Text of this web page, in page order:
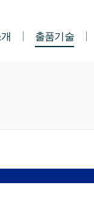
출품기술